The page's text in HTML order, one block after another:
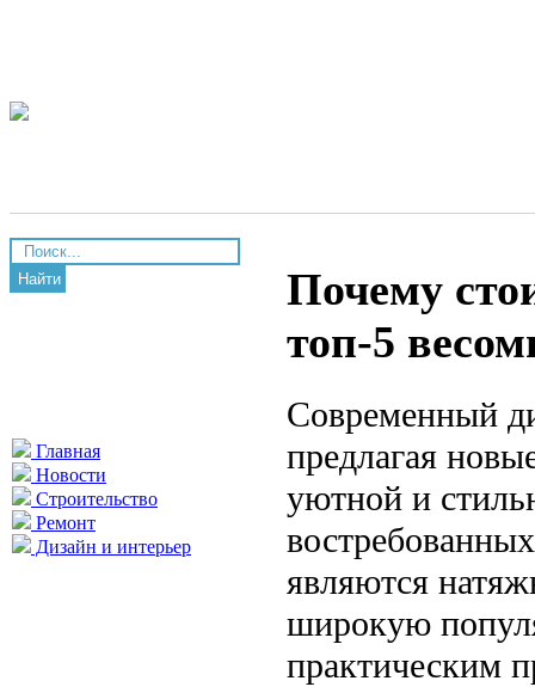
Найти
Главная
Новости
Строительство
Ремонт
Дизайн и интерьер
Почему
топ-5
Современный
предлагая
уютной и
являются
широкую
практическим